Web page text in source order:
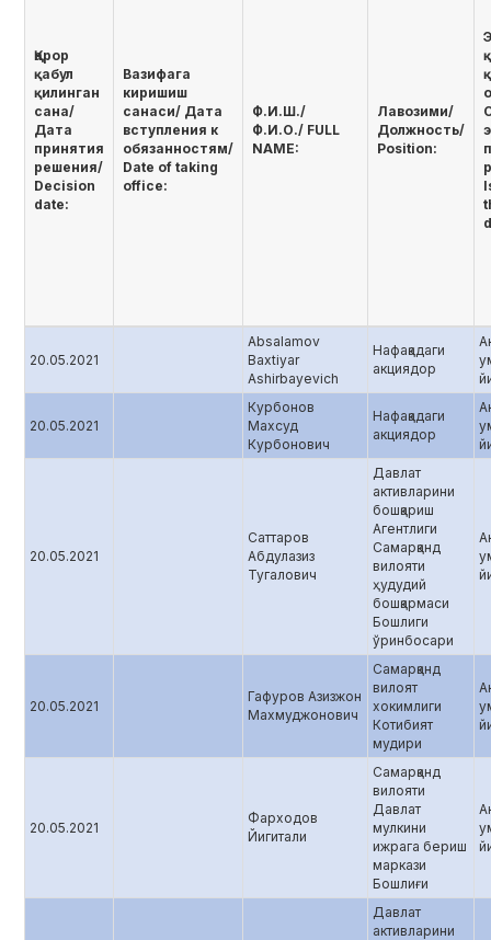
Қарор
қабул
қилинган
сана/
Дата
принятия
решения/
Decision
date:
Вазифага
киришиш
санаси/ Дата
вступления к
обязанностям/
Date of taking
office:
Ф.И.Ш./
Ф.И.О./ FULL
NAME:
Лавозими/
Должность/
Position:
20.05.2021
Absalamov
Baxtiyar
Ashirbayevich
Нафақадаги
акциядор
20.05.2021
Курбонов
Махсуд
Курбонович
Нафақадаги
акциядор
20.05.2021
Саттаров
Абдулазиз
Тугалович
Давлат
активларини
бошқариш
Агентлиги
Самарқанд
вилояти
ҳудудий
бошқармаси
Бошлиги
ўринбосари
20.05.2021
Гафуров Азизжон
Махмуджонович
Самарқанд
вилоят
хокимлиги
Котибият
мудири
20.05.2021
Фарходов
Йигитали
Самарқанд
вилояти
Давлат
мулкини
ижрага бериш
маркази
Бошлиғи
Давлат
активларини